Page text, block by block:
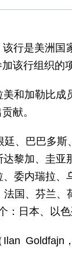
行是美洲
该行组织的
和加勒比
献。
、巴巴多
黎加、圭
委内瑞拉、
国、芬兰
日本、以色
Ilan